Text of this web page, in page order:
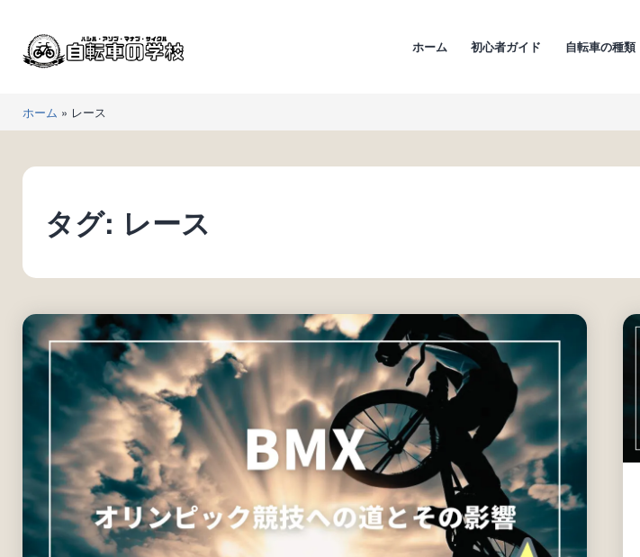
へ
自
転
の
ホーム 初心者ガイド 自転車の種類
ホーム » レース
タグ: レース